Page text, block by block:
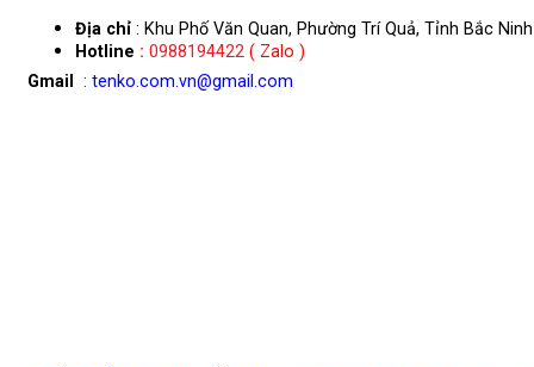
Địa chỉ : Khu Phố Văn Quan, Phường Trí Quả, Tỉnh Bắc Ninh
Hotline : 0988194422 ( Zalo )
Gmail
: tenko.com.vn@gmail.com